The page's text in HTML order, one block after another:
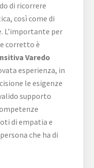
di ricorrere
così come di
L’importante per
corretto è
Varedo
esperienza, in
le esigenze
supporto
di empatia e
che ha di